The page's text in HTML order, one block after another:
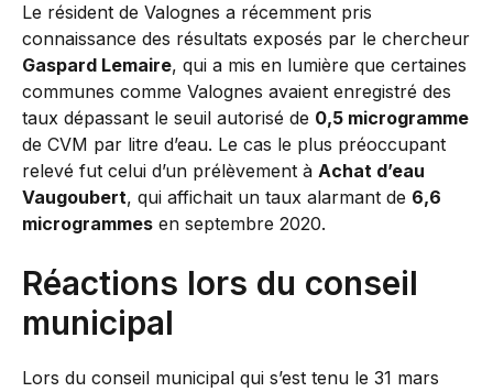
Le résident de Valognes a récemment pris
connaissance des résultats exposés par le chercheur
Gaspard Lemaire, qui a mis en lumière que certaines
communes comme Valognes avaient enregistré des
taux dépassant le seuil autorisé de 0,5 microgramme
de CVM par litre d’eau. Le cas le plus préoccupant
relevé fut celui d’un prélèvement à Achat d’eau
Vaugoubert, qui affichait un taux alarmant de 6,6
microgrammes en septembre 2020.
Réactions lors du conseil
municipal
Lors du conseil municipal qui s’est tenu le 31 mars